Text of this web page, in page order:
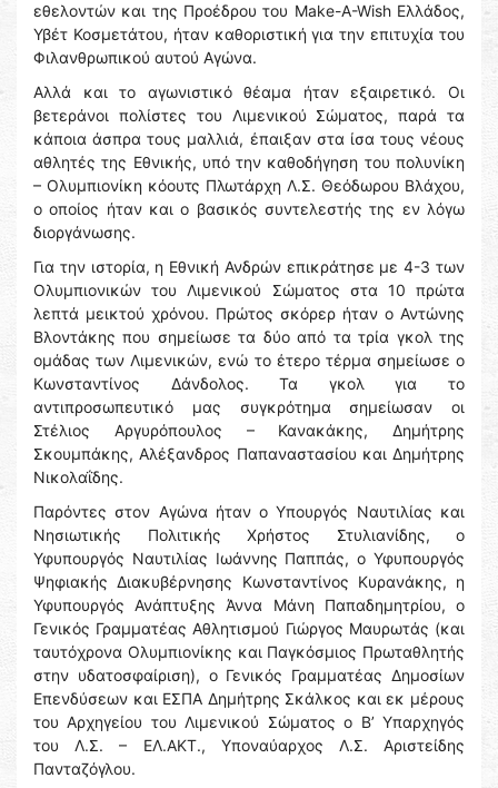
εθελοντών και της Προέδρου του Make-A-Wish Ελλάδος,
Υβέτ Κοσμετάτου, ήταν καθοριστική για την επιτυχία του
Φιλανθρωπικού αυτού Αγώνα.
Αλλά και το αγωνιστικό θέαμα ήταν εξαιρετικό. Οι
βετεράνοι πολίστες του Λιμενικού Σώματος, παρά τα
κάποια άσπρα τους μαλλιά, έπαιξαν στα ίσα τους νέους
αθλητές της Εθνικής, υπό την καθοδήγηση του πολυνίκη
– Ολυμπιονίκη κόουτς Πλωτάρχη Λ.Σ. Θεόδωρου Βλάχου,
ο οποίος ήταν και ο βασικός συντελεστής της εν λόγω
διοργάνωσης.
Για την ιστορία, η Εθνική Ανδρών επικράτησε με 4-3 των
Ολυμπιονικών του Λιμενικού Σώματος στα 10 πρώτα
λεπτά μεικτού χρόνου. Πρώτος σκόρερ ήταν ο Αντώνης
Βλοντάκης που σημείωσε τα δύο από τα τρία γκολ της
ομάδας των Λιμενικών, ενώ το έτερο τέρμα σημείωσε ο
Κωνσταντίνος Δάνδολος. Τα γκολ για το
αντιπροσωπευτικό μας συγκρότημα σημείωσαν οι
Στέλιος Αργυρόπουλος – Κανακάκης, Δημήτρης
Σκουμπάκης, Αλέξανδρος Παπαναστασίου και Δημήτρης
Νικολαΐδης.
Παρόντες στον Αγώνα ήταν ο Υπουργός Ναυτιλίας και
Νησιωτικής Πολιτικής Χρήστος Στυλιανίδης, ο
Υφυπουργός Ναυτιλίας Ιωάννης Παππάς, ο Υφυπουργός
Ψηφιακής Διακυβέρνησης Κωνσταντίνος Κυρανάκης, η
Υφυπουργός Ανάπτυξης Άννα Μάνη Παπαδημητρίου, ο
Γενικός Γραμματέας Αθλητισμού Γιώργος Μαυρωτάς (και
ταυτόχρονα Ολυμπιονίκης και Παγκόσμιος Πρωταθλητής
στην υδατοσφαίριση), ο Γενικός Γραμματέας Δημοσίων
Επενδύσεων και ΕΣΠΑ Δημήτρης Σκάλκος και εκ μέρους
του Αρχηγείου του Λιμενικού Σώματος ο Β’ Υπαρχηγός
του Λ.Σ. – ΕΛ.ΑΚΤ., Υποναύαρχος Λ.Σ. Αριστείδης
Πανταζόγλου.